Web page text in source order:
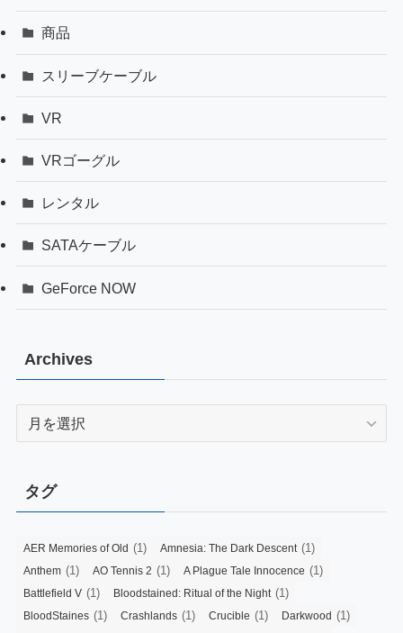
商品
スリーブケーブル
VR
VRゴーグル
レンタル
SATAケーブル
GeForce NOW
Archives
Archives
タグ
AER Memories of Old (1) Amnesia: The Dark Descent (1)
Anthem (1) AO Tennis 2 (1) A Plague Tale Innocence (1)
Battlefield V (1) Bloodstained: Ritual of the Night (1)
BloodStaines (1) Crashlands (1) Crucible (1) Darkwood (1)